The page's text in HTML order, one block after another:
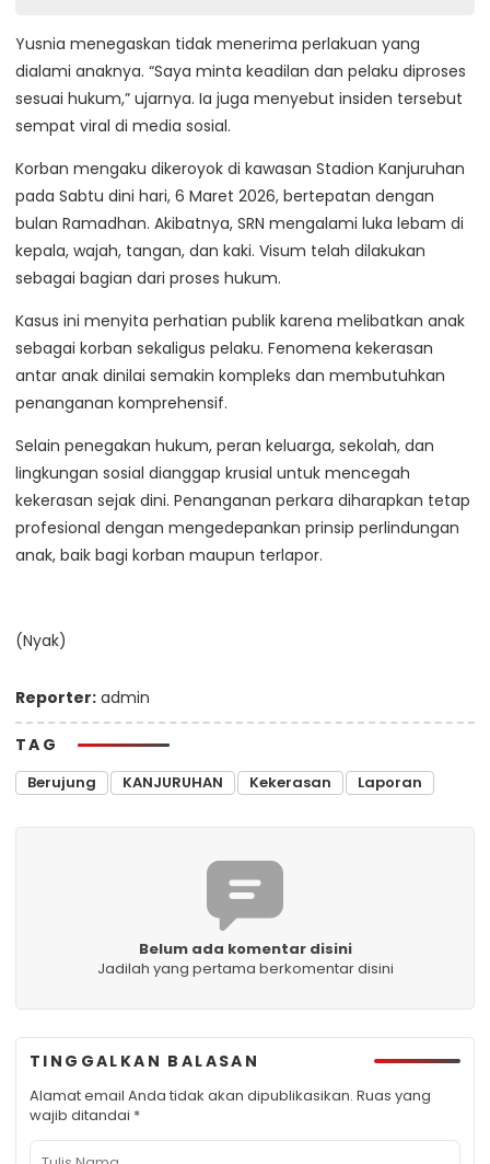
Yusnia menegaskan tidak menerima perlakuan yang
dialami anaknya. “Saya minta keadilan dan pelaku diproses
sesuai hukum,” ujarnya. Ia juga menyebut insiden tersebut
sempat viral di media sosial.
Korban mengaku dikeroyok di kawasan Stadion Kanjuruhan
pada Sabtu dini hari, 6 Maret 2026, bertepatan dengan
bulan Ramadhan. Akibatnya, SRN mengalami luka lebam di
kepala, wajah, tangan, dan kaki. Visum telah dilakukan
sebagai bagian dari proses hukum.
Kasus ini menyita perhatian publik karena melibatkan anak
sebagai korban sekaligus pelaku. Fenomena kekerasan
antar anak dinilai semakin kompleks dan membutuhkan
penanganan komprehensif.
Selain penegakan hukum, peran keluarga, sekolah, dan
lingkungan sosial dianggap krusial untuk mencegah
kekerasan sejak dini. Penanganan perkara diharapkan tetap
profesional dengan mengedepankan prinsip perlindungan
anak, baik bagi korban maupun terlapor.
(Nyak)
Reporter: admin
TAG
Berujung KANJURUHAN Kekerasan Laporan
Belum ada komentar disini
Jadilah yang pertama berkomentar disini
TINGGALKAN BALASAN
Alamat email Anda tidak akan dipublikasikan. Ruas yang
wajib ditandai *